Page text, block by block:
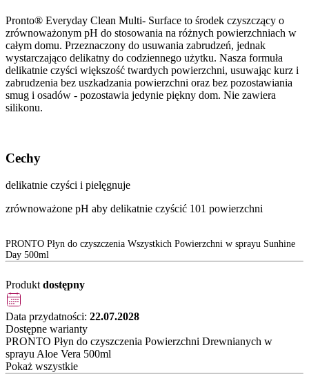
Pronto® Everyday Clean Multi- Surface to środek czyszczący o
zrównoważonym pH do stosowania na różnych powierzchniach w
całym domu. Przeznaczony do usuwania zabrudzeń, jednak
wystarczająco delikatny do codziennego użytku. Nasza formuła
delikatnie czyści większość twardych powierzchni, usuwając kurz i
zabrudzenia bez uszkadzania powierzchni oraz bez pozostawiania
smug i osadów - pozostawia jedynie piękny dom. Nie zawiera
silikonu.
Cechy
delikatnie czyści i pielęgnuje
zrównoważone pH aby delikatnie czyścić 101 powierzchni
PRONTO Płyn do czyszczenia Wszystkich Powierzchni w sprayu Sunhine
Day 500ml
Produkt dostępny
Data przydatności: 22.07.2028
Dostępne warianty
PRONTO Płyn do czyszczenia Powierzchni Drewnianych w
sprayu Aloe Vera 500ml
Pokaż wszystkie